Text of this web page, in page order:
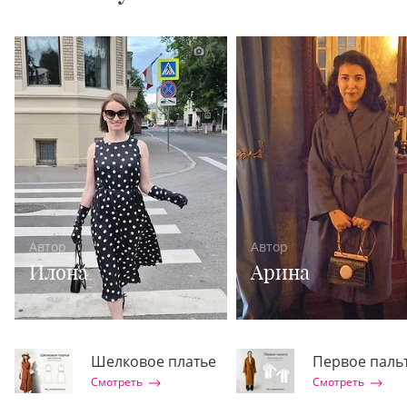
1
Автор
Илона
Шелковое платье
Смотреть
Автор
Арина
Первое
Смотреть